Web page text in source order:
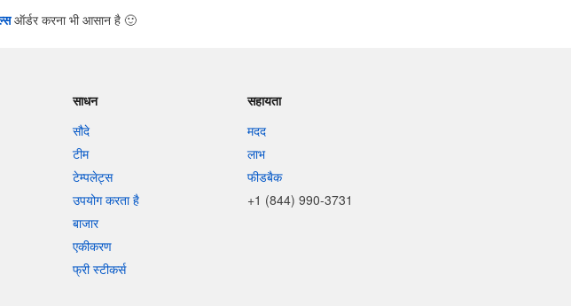
ऑर्डर करना भी आसान है 🙂
साधन
सौदे
टीम
टेम्पलेट्स
उपयोग करता है
बाजार
एकीकरण
फ्री स्टीकर्स
सहायता
मदद
लाभ
फीडबैक
+1 (844) 990-3731